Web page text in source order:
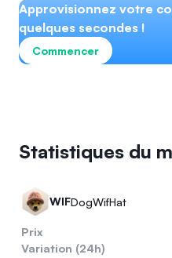
Approvisionnez votre
quelques secondes !
Commencer
Statistiques du
WIFDogWifHat
Prix
Variation (24h)